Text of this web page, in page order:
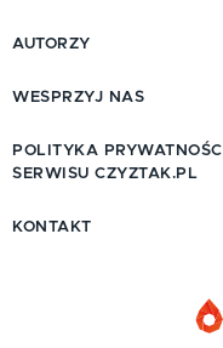
AUTORZY
WESPRZYJ NAS
POLITYKA PRYWATNOŚCI
SERWISU CZYZTAK.PL
KONTAKT